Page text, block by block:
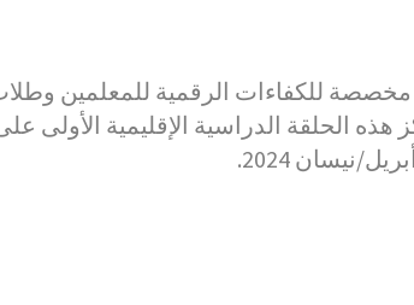
مخصصة للكفاءات الرقمية للمعلمين
مجموعة الـ 77 والصين. وستركز هذه الحلقة الدراسية الإقليمية الأولى